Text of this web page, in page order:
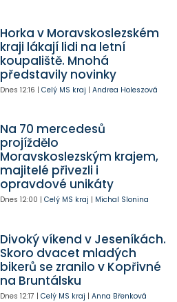
Horka v Moravskoslezském
kraji lákají lidi na letní
koupaliště. Mnohá
představily novinky
Dnes 12:16 | Celý MS kraj | Andrea Holeszová
Na 70 mercedesů
projíždělo
Moravskoslezským krajem,
majitelé přivezli i
opravdové unikáty
Dnes 12:00 | Celý MS kraj | Michal Slonina
Divoký víkend v Jeseníkách.
Skoro dvacet mladých
bikerů se zranilo v Kopřivné
na Bruntálsku
Dnes 12:17 | Celý MS kraj | Anna Břenková